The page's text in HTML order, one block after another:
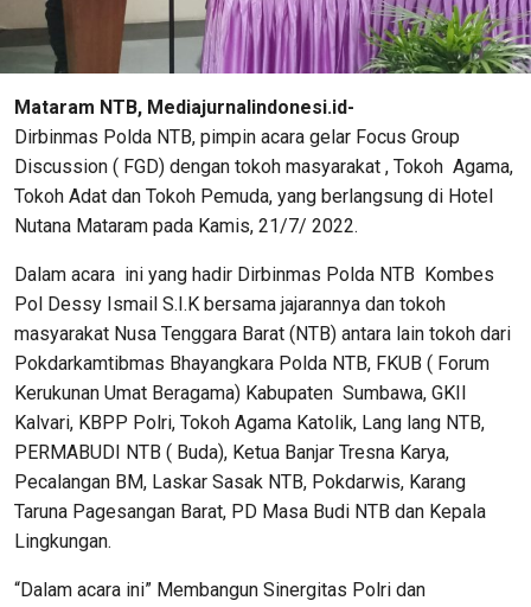
Mataram NTB, Mediajurnalindonesi.id-
Dirbinmas Polda NTB, pimpin acara gelar Focus Group
Discussion ( FGD) dengan tokoh masyarakat , Tokoh Agama,
Tokoh Adat dan Tokoh Pemuda, yang berlangsung di Hotel
Nutana Mataram pada Kamis, 21/7/ 2022.
Dalam acara ini yang hadir Dirbinmas Polda NTB Kombes
Pol Dessy Ismail S.I.K bersama jajarannya dan tokoh
masyarakat Nusa Tenggara Barat (NTB) antara lain tokoh dari
Pokdarkamtibmas Bhayangkara Polda NTB, FKUB ( Forum
Kerukunan Umat Beragama) Kabupaten Sumbawa, GKII
Kalvari, KBPP Polri, Tokoh Agama Katolik, Lang lang NTB,
PERMABUDI NTB ( Buda), Ketua Banjar Tresna Karya,
Pecalangan BM, Laskar Sasak NTB, Pokdarwis, Karang
Taruna Pagesangan Barat, PD Masa Budi NTB dan Kepala
Lingkungan.
“Dalam acara ini” Membangun Sinergitas Polri dan